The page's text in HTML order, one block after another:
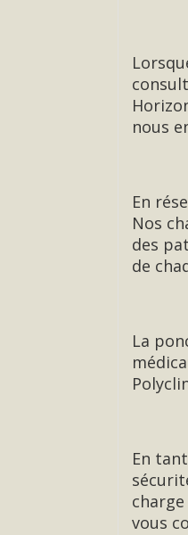
nous
En
Nos
des
de
La
En
vous